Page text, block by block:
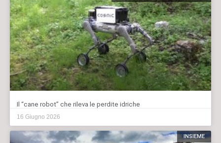
Il “cane robot” che rileva le perdite idriche
16 Giugno 2026
INSIEME